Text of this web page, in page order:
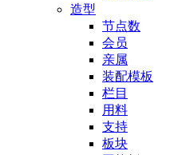
造型
节点数
会员
亲属
装配模板
栏目
用料
支持
板块